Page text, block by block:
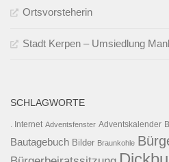
Ortsvorsteherin
Stadt Kerpen – Umsiedlung
SCHLAGWORTE
. Internet Adventsfenster Adventskalender
Bautagebuch Bilder Braunkohle